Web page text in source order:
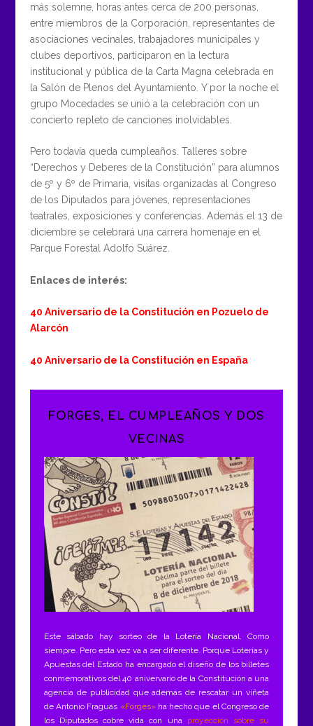
más solemne, horas antes cerca de 200 personas,
entre miembros de la Corporación, representantes de
asociaciones vecinales, trabajadores municipales y
clubes deportivos, participaron en la lectura
institucional y pública de la Carta Magna celebrada en
la Salón de Plenos del Ayuntamiento. Y por la noche el
grupo Mocedades se unió a la celebración con un
concierto repleto de canciones inolvidables.
Pero todavía queda cumpleaños. Talleres sobre
“Derechos y Deberes de la Constitución” para alumnos
de 5º y 6º de Primaria, visitas organizadas al Congreso
de los Diputados para jóvenes, representaciones
teatrales, exposiciones y conferencias. Además el 13 de
diciembre se celebrará una carrera homenaje en el
Parque Forestal Adolfo Suárez.
Enlaces de interés:
40 Aniversario de la Constitución en Pozuelo de
Alarcón
40 Aniversario de la Constitución en España
FORGES, EL CUMPLEAÑOS Y DOS
VECINAS
Este sábado hay sorteo de la Lotería Nacional. Como
siempre. Pero esta vez va a ser diferente. Porque Loterías y
Apuestas del Estado ha encargado el diseño de los billetes
conmemorativos del 40 anivervario de la Constitución a una
agencia de publicidad que además de rescatar un viñeta
de Antonio Fraguas «Forges»ha hecho que el Congreso de
los Diputados cobre vida con una proyección sobre su